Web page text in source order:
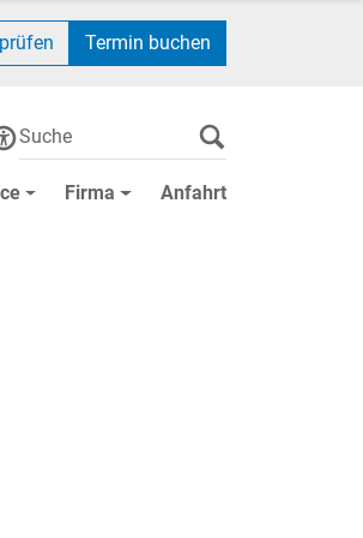
Termin buchen
Firma Anfahrt